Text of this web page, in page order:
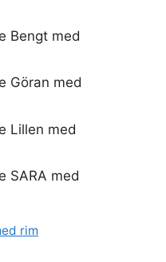
Bengt med
Göran med
Lillen med
SARA med
rim